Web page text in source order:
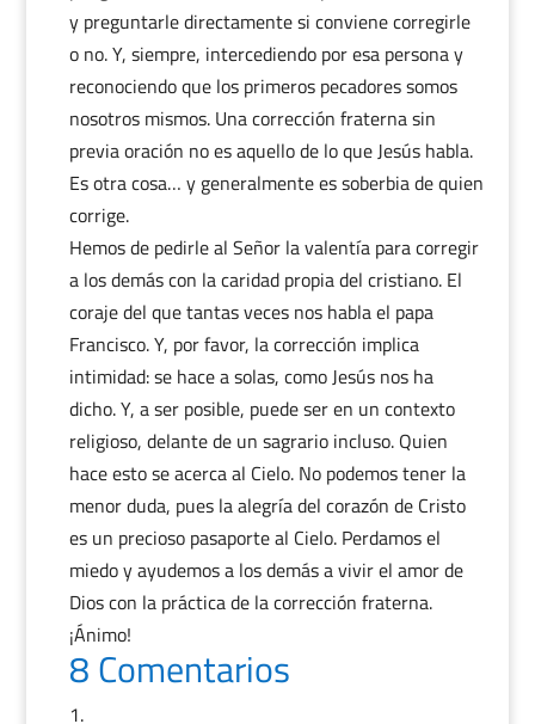
y preguntarle directamente si conviene corregirle
o no. Y, siempre, intercediendo por esa persona y
reconociendo que los primeros pecadores somos
nosotros mismos. Una corrección fraterna sin
previa oración no es aquello de lo que Jesús habla.
Es otra cosa… y generalmente es soberbia de quien
corrige.
Hemos de pedirle al Señor la valentía para corregir
a los demás con la caridad propia del cristiano. El
coraje del que tantas veces nos habla el papa
Francisco. Y, por favor, la corrección implica
intimidad: se hace a solas, como Jesús nos ha
dicho. Y, a ser posible, puede ser en un contexto
religioso, delante de un sagrario incluso. Quien
hace esto se acerca al Cielo. No podemos tener la
menor duda, pues la alegría del corazón de Cristo
es un precioso pasaporte al Cielo. Perdamos el
miedo y ayudemos a los demás a vivir el amor de
Dios con la práctica de la corrección fraterna.
¡Ánimo!
8 Comentarios